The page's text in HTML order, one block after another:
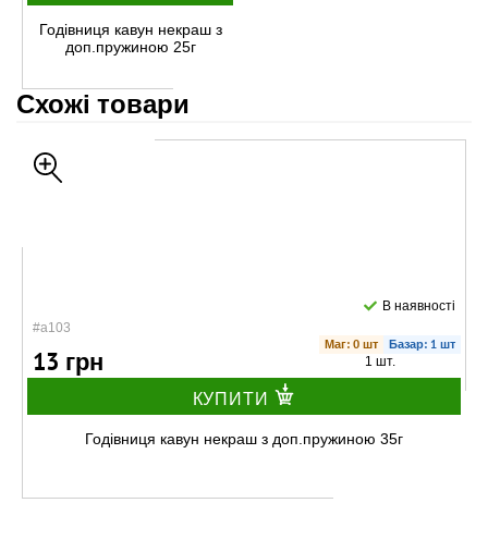
Годівниця кавун некраш з
доп.пружиною 25г
Схожі товари
#а103
В наявності
Маг: 0 шт Базар: 1 шт
13 грн 1 шт.
КУПИТИ
Годівниця кавун некраш з доп.пружиною 35г